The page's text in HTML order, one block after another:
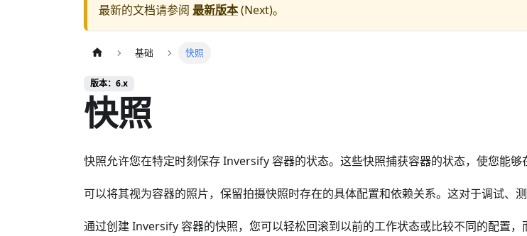
最新的文档请参阅 最新版本(Next)。
基础 快照
版本：6.x
快照
快照允许您在特定时刻保存 Inversify 容器的状态。这些快照捕获容器的状态，使您能够
可以将其视为容器的照片，保留拍摄快照时存在的具体配置和依赖关系。这对于调试、
通过创建 Inversify 容器的快照，您可以轻松回滚到以前的工作状态或比较不同的配置